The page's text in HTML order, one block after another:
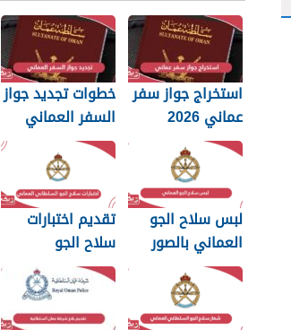
استخراج جواز سفر
عماني 2026
المتطلبات التي
يجب أن تعرفها
خطوات تجديد جواز
السفر العماني
2026: الرسوم
والمستندات
المطلوبة
لبس سلاح الجو
العماني بالصور
2026
تقديم اختبارات
سلاح الجو
السلطاني العماني
2026